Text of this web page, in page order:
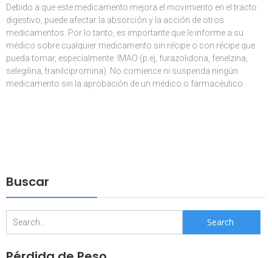
Debido a que este medicamento mejora el movimiento en el tracto
digestivo, puede afectar la absorción y la acción de otros
medicamentos. Por lo tanto, es importante que le informe a su
médico sobre cualquier medicamento sin récipe o con récipe que
pueda tomar, especialmente: IMAO (p.ej, furazolidona, fenelzina,
selegilina, tranilcipromina). No comience ni suspenda ningún
medicamento sin la aprobación de un médico o farmacéutico.
Buscar
for: